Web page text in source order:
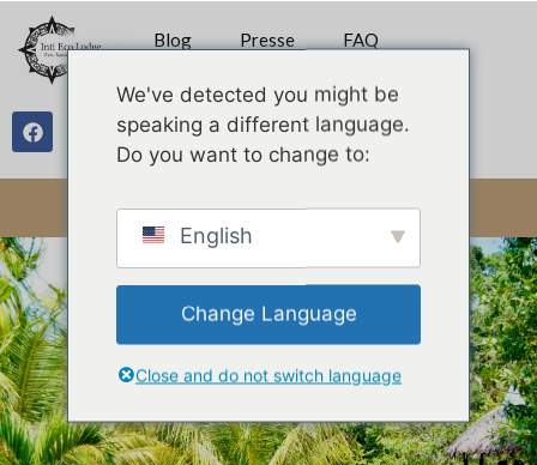
Blog Presse FAQ
Galerie
We've detected you might be
speaking a different language.
Do you want to change to:
English
Change Language
Close and do not switch language